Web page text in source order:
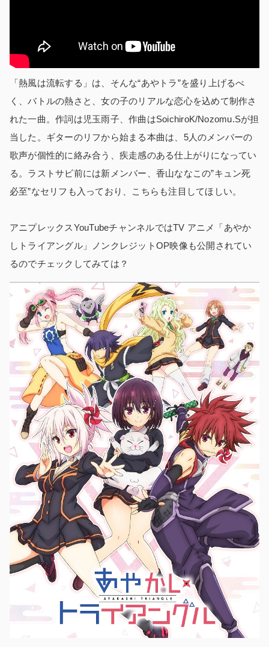
「熱風は流転する」は、そんな“あやトラ”を盛り上げるべ
く、バトルの熱さと、女の子のリアルな恋心を込めて制作さ
れた一曲。作詞は児玉雨子、作曲はSoichiroK/Nozomu.Sが担
当した。ギターのリフから始まる本曲は、5人のメンバーの
歌声が個性的に絡み合う、疾走感のある仕上がりになってい
る。ラストサビ前には新メンバー、香山ななこの”キュン死
必至”なセリフも入っており、こちらも注目してほしい。
アニプレックスYouTubeチャンネルではTV アニメ「あやか
しトライアングル」ノンクレジットOP映像も公開されてい
るのでチェックしてみては？